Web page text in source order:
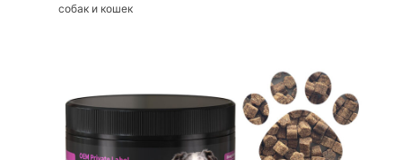
собак и кошек